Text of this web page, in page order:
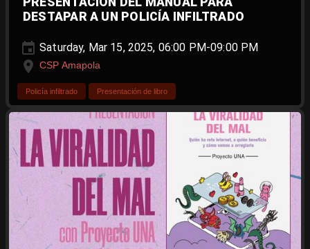
DESTAPAR A UN POLICÍA INFILTRADO
Saturday, Mar 15, 2025, 06:00 PM-09:00 PM
CSP Amapola
Policía infiltrado Presentación de libro